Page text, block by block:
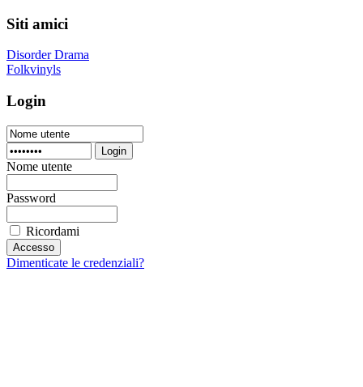
Siti amici
Disorder Drama
Folkvinyls
Login
Login
Nome utente
Password
Ricordami
Dimenticate le credenziali?